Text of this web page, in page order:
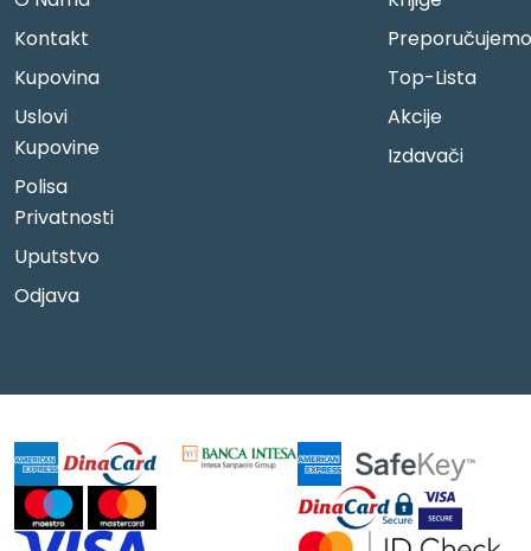
Kontakt
Kupovina
Uslovi
Kupovine
Polisa
Privatnosti
Uputstvo
Odjava
Preporučujemo
Top-Lista
Akcije
Izdavači